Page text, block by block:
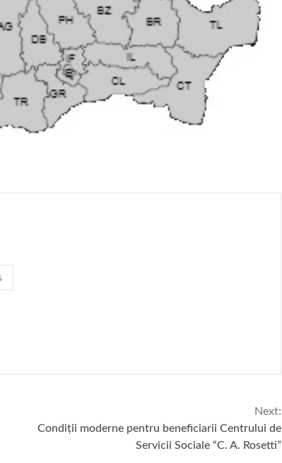
Next:
Condiții moderne pentru beneficiarii Centrului de
Servicii Sociale “C. A. Rosetti”